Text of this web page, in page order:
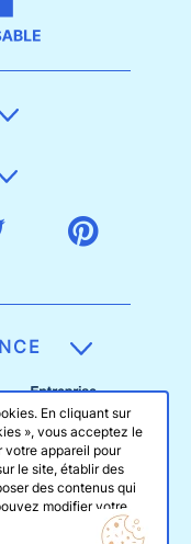
En cliquant sur
», vous acceptez le
votre appareil pour
le site, établir des
des contenus qui
modifier votre